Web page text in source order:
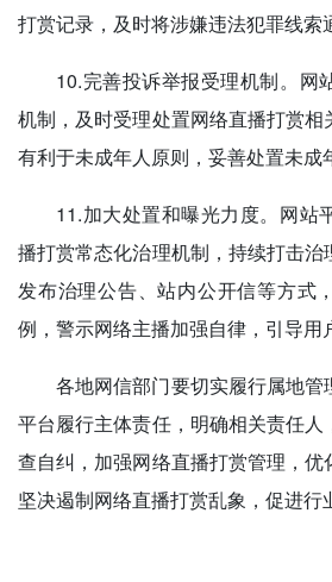
打赏记录，及时将涉嫌违法犯罪线索
10.完善投诉举报受理机制。网
机制，及时受理处置网络直播打赏
有利于未成年人原则，妥善处置未成
11.加大处置和曝光力度。网站
播打赏常态化治理机制，持续打击
发布治理公告、站内公开信等方式
例，警示网络主播加强自律，引导用
各地网信部门要切实履行属地
平台履行主体责任，明确相关责任人
查自纠，加强网络直播打赏管理，优
坚决遏制网络直播打赏乱象，促进行